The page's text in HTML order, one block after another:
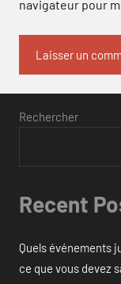
navigateur pour
Rechercher
Recent
Quels événements
ce que vous devez